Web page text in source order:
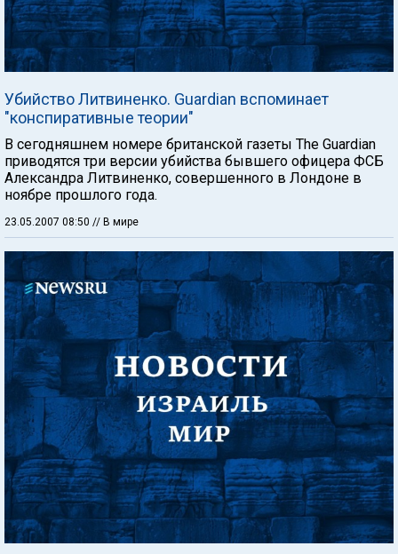
Убийство Литвиненко. Guardian вспоминает
"конспиративные теории"
В сегодняшнем номере британской газеты The Guardian
приводятся три версии убийства бывшего офицера ФСБ
Александра Литвиненко, совершенного в Лондоне в
ноябре прошлого года.
23.05.2007 08:50 // В мире